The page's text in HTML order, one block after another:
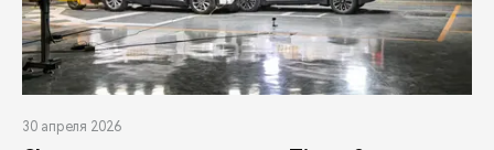
30 апреля 2026